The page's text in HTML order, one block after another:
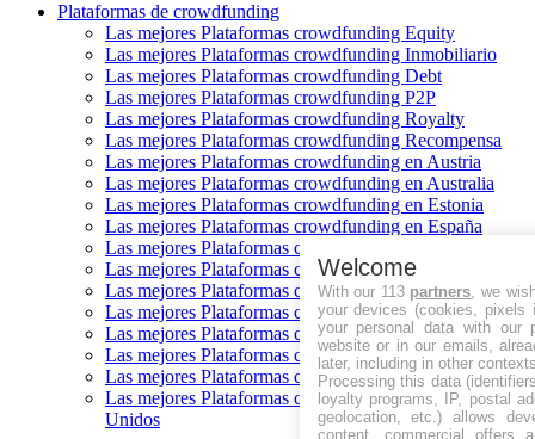
Plataformas de crowdfunding
Las mejores Plataformas crowdfunding Equity
Las mejores Plataformas crowdfunding Inmobiliario
Las mejores Plataformas crowdfunding Debt
Las mejores Plataformas crowdfunding P2P
Las mejores Plataformas crowdfunding Royalty
Las mejores Plataformas crowdfunding Recompensa
Las mejores Plataformas crowdfunding en Austria
Las mejores Plataformas crowdfunding en Australia
Las mejores Plataformas crowdfunding en Estonia
Las mejores Plataformas crowdfunding en España
Las mejores Plataformas crowdfunding en Finlandia
Las mejores Plataformas crowdfunding en Francia
Las mejores Plataformas crowdfunding en Alemania
Las mejores Plataformas crowdfunding en Reino Unido
Las mejores Plataformas crowdfunding en Italia
Las mejores Plataformas crowdfunding en Polonia
Las mejores Plataformas crowdfunding en Suecia
Las mejores Plataformas crowdfunding en Estados
Unidos
Welcome
With our 113 partners, we
your devices (cookies, pixels
your personal data with our
website or in our emails,
later, including in other
Processing this data
loyalty programs, IP, postal
geolocation, etc.) allows
content, commercial offers